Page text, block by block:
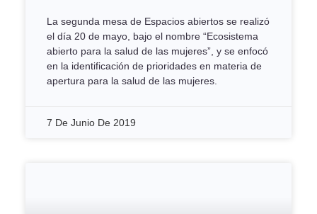
La segunda mesa de Espacios abiertos se realizó
el día 20 de mayo, bajo el nombre “Ecosistema
abierto para la salud de las mujeres”, y se enfocó
en la identificación de prioridades en materia de
apertura para la salud de las mujeres.
7 De Junio De 2019